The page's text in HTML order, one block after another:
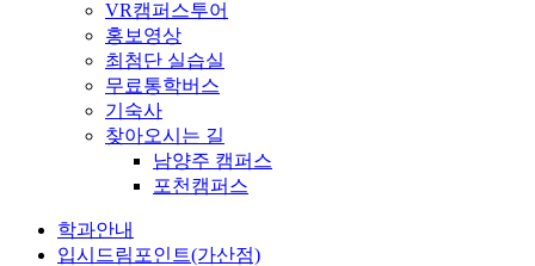
VR캠퍼스투어
홍보영상
최첨단 실습실
무료통학버스
기숙사
찾아오시는 길
남양주 캠퍼스
포천캠퍼스
학과안내
입시드림포인트(가산점)